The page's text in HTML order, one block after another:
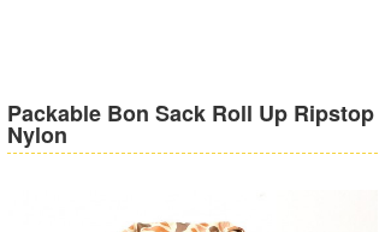
Packable Bon Sack Roll Up Ripstop
Nylon